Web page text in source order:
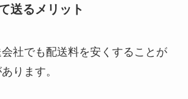
送るメリット
社でも配送料を安くすることが
ります。